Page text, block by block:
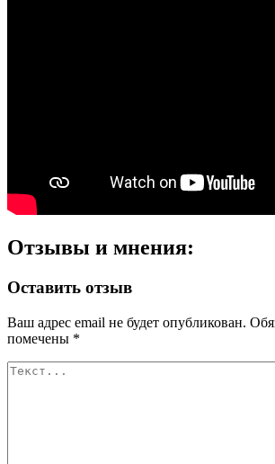
Отзывы и мнения:
Оставить отзыв
Ваш адрес email не будет опубликован.
помечены *